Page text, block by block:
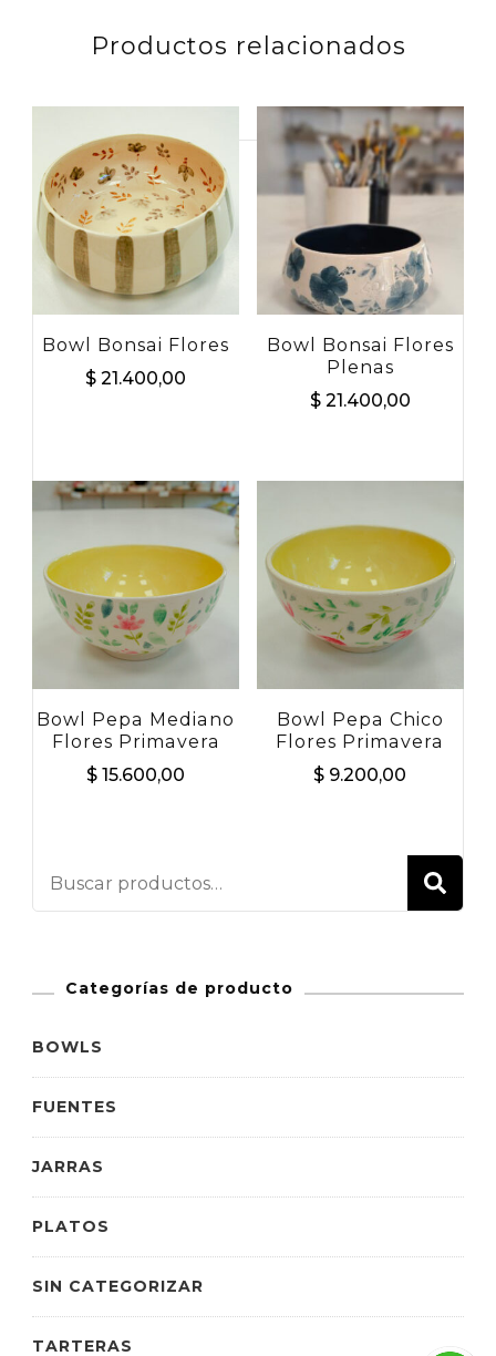
Productos relacionados
Bowl Bonsai Flores
$ 21.400,00
Bowl Bonsai Flores
Plenas
$21.400,00
Bowl Pepa Mediano
Flores Primavera
$ 15.600,00
Bowl Pepa Chico
Flores Primavera
$ 9.200,00
Buscar
Categorías de producto
BOWLS
FUENTES
JARRAS
PLATOS
SIN CATEGORIZAR
TARTERAS